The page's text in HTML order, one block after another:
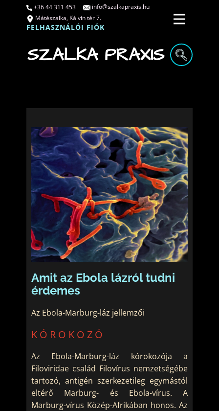
FELHASZNÁLÓI FIÓK
info@szalkapraxis.hu
+36 44 311 453
Mátészalka, Kálvin tér 7.
SZALKA PRAXIS
Amit az Ebola lázról tudni
érdemes
Az Ebola-Marburg-láz jellemzői
KÓROKOZÓ
Az Ebola-Marburg-láz kórokozója a
Filoviridae család Filovírus nemzetségébe
tartozó, antigén szerkezetileg egymástól
eltérő Marburg- és Ebola-vírus. A
Marburg-vírus Közép-Afrikában honos. Az